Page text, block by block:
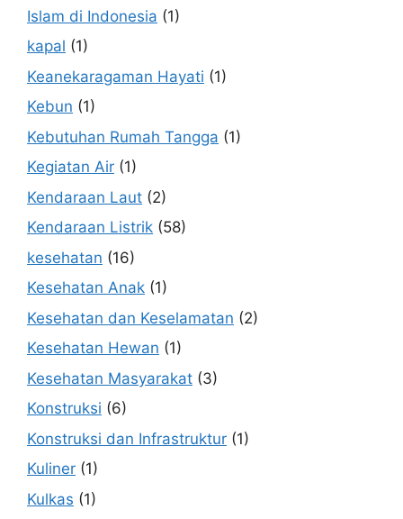
Islam di Indonesia (1)
kapal (1)
Keanekaragaman Hayati (1)
Kebun (1)
Kebutuhan Rumah Tangga (1)
Kegiatan Air (1)
Kendaraan Laut (2)
Kendaraan Listrik (58)
kesehatan (16)
Kesehatan Anak (1)
Kesehatan dan Keselamatan (2)
Kesehatan Hewan (1)
Kesehatan Masyarakat (3)
Konstruksi (6)
Konstruksi dan Infrastruktur (1)
Kuliner (1)
Kulkas (1)